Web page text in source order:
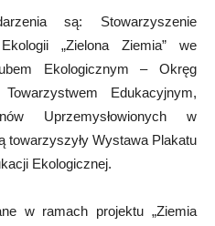
są: Stowarzyszenie
„Zielona Ziemia” we
Ekologicznym – Okręg
Edukacyjnym,
Uprzemysłowionych w
towarzyszyły Wystawa Plakatu
Ekologicznej.
w ramach projektu „Ziemia